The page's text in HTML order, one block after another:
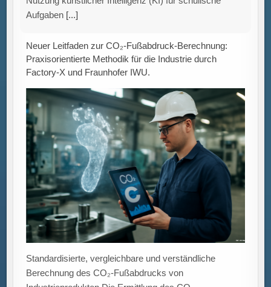
Standardisierte, vergleichbare und verständliche
Industrieprodukten Die Ermittlung des CO₂-
Fußabdrucks eines Produkts entlang der gesamten
Wertschöpfungskette stellt Unternehmen vor vielfältige
Herausforderungen – [...]
Gezielte Förderprogramme stärken grüne
Innovationen: Unterstützung für umweltfreundliche
Technologien trifft unterschiedlichen Innovationsbedarf.